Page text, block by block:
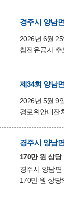
날씨에도 불
경주시 양남
2026년 6월
참전유공자 추모행사가
호국영령과 참전용사들의 숭고
시작으로 기념사, 추념사,
위해 헌신하신
제34회 양남
2026년 5월 9
경로위안대잔치’가 성황리에 열렸다. ​양남
APEC 정상회
발전을 위해 늘 앞장서
합심하여 그
경주시 양남
170만 원 상당
경주시 양남
170만 원 상당의 라면